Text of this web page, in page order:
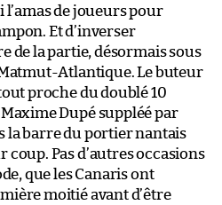
de joueurs pour
Et d’inverser
de la partie, désormais sous
Atlantique. Le buteur
proche du doublé 10
Dupé suppléé par
la barre du portier nantais
coup. Pas d’autres occasions
que les Canaris ont
moitié avant d’être